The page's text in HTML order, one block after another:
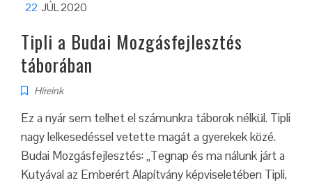
22 JÚL 2020
Tipli a Budai Mozgásfejlesztés
táborában
Híreink
Ez a nyár sem telhet el számunkra táborok nélkül. Tipli
nagy lelkesedéssel vetette magát a gyerekek közé.
Budai Mozgásfejlesztés: „Tegnap és ma nálunk járt a
Kutyával az Emberért Alapítvány képviseletében Tipli,